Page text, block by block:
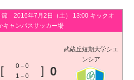
前年度の記録
2016年7月2日（土） 13:00 キックオ
ャンパスサッカー場
[
0－0
1－0
] 0
武蔵丘短期大学シエ
ンシア